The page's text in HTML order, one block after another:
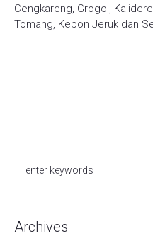
Cengkareng, Grogol,
Tomang, Kebon Jeruk dan
Archives